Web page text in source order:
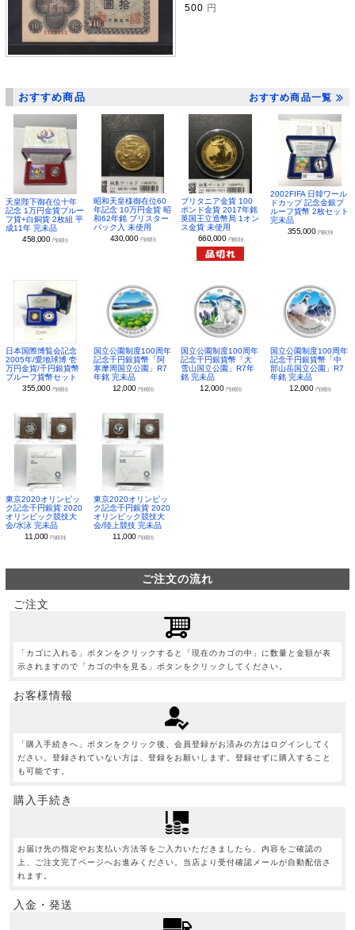
500 円
おすすめ商品 おすすめ商品一覧
天皇陛下御在位十年
記念 1万円金貨プルー
フ貨+白銅貨 2枚組 平
成11年 完未品
458,000 円(税別)
昭和天皇様御在位60
年記念 10万円金貨 昭
和62年銘 ブリスター
パック入 未使用
430,000 円(税別)
ブリタニア金貨 100
ポンド金貨 2017年銘
英国王立造幣局 1オン
ス金貨 未使用
660,000 円(税別)
2002FIFA 日韓ワール
ドカップ 記念金銀プ
ルーフ貨幣 2枚セット
完未品
355,000 円(税別)
日本国際博覧会記念
2005年/愛地球博 壱
万円金貨/千円銀貨幣
プルーフ貨幣セット
355,000 円(税別)
国立公園制度100周年
記念千円銀貨幣「阿
寒摩周国立公園」R7
年銘 完未品
12,000 円(税別)
国立公園制度100周年
記念千円銀貨幣「大
雪山国立公園」R7年
銘 完未品
12,000 円(税別)
国立公園制度100周年
記念千円銀貨幣「中
部山岳国立公園」R7
年銘 完未品
12,000 円(税別)
東京2020オリンピッ
ク記念千円銀貨 2020
オリンピック競技大
会/水泳 完未品
11,000円(税別)
東京2020オリンピッ
ク記念千円銀貨 2020
オリンピック競技大
会/陸上競技 完未品
11,000 円(税別)
ご注文の流れ
ご注文
「カゴに入れる」ボタンをクリックすると「現在のカゴの中」に数量と金額が表
示されますので「カゴの中を見る」ボタンをクリックしてください。
お客様情報
「購入手続きへ」ボタンをクリック後、会員登録がお済みの方はログインしてく
ださい。登録されていない方は、登録をお願いします。登録せずに購入すること
も可能です。
購入手続き
お届け先の指定やお支払い方法等をご入力いただきましたら、内容をご確認の
上、ご注文完了ページへお進みください。当店より受付確認メールが自動配信さ
れます。
入金・発送